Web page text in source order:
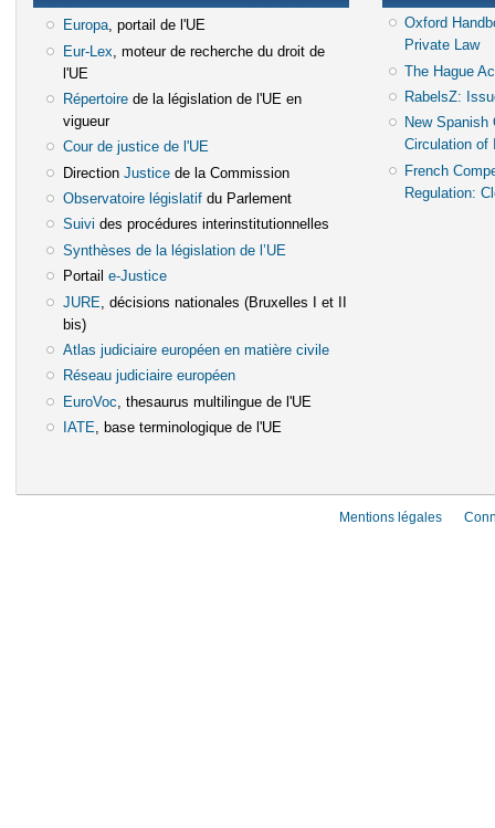
Europa(le lien est externe)
, portail de l'UE
Eur-Lex (le lien est externe)
, moteur de recherche du droit de
l'UE
Répertoire(le lien est externe)
de la législation de l'UE en
vigueur
Cour de justice de l'UE(le lien est externe)
Direction Justice(le lien est externe)
de la Commission
Observatoire législatif(le lien est externe)
du Parlement
Suivi (le lien est externe)
des procédures interinstitutionnelles
Synthèses de la législation de l’UE
Portail e-Justice(le lien est externe)
JURE (le lien est externe)
, décisions nationales (Bruxelles I et II
bis)
Atlas judiciaire européen en matière civile(le lien est externe)
Réseau judiciaire européen(le lien est externe)
EuroVoc (le lien est externe)
, thesaurus multilingue de l'UE
IATE (le lien est externe)
, base terminologique de l'UE
Oxford
Private Law
The Hague
RabelsZ:
New
Circulation of
French
Regulation:
Mentions légales